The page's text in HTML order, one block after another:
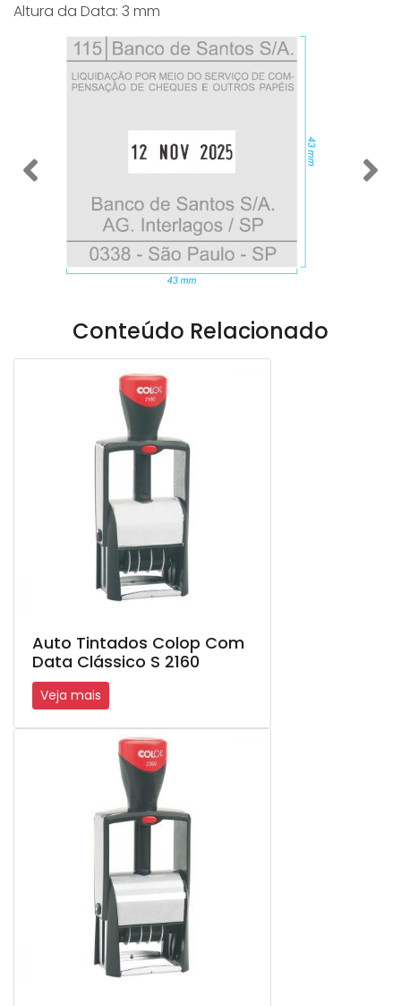
Altura da Data: 3 mm
Previous Next
Conteúdo Relacionado
Auto Tintados Colop Com
Data Clássico S 2160
Veja mais